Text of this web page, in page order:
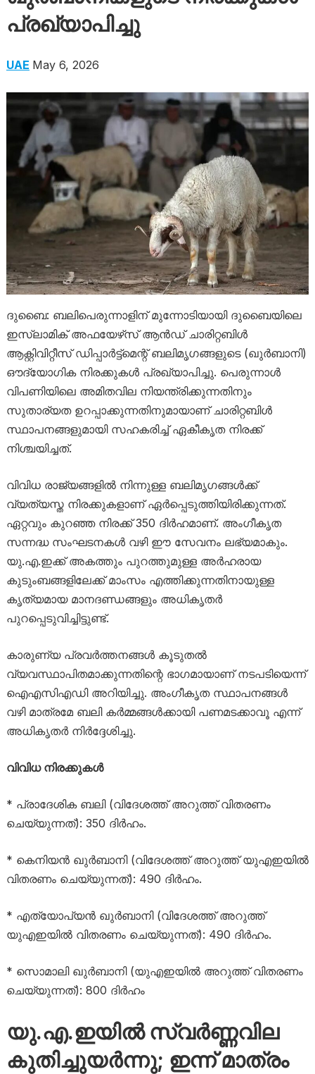
പ്രഖ്യാപിച്ചു
UAE May 6, 2026
ദുബൈ: ബലിപെരുന്നാളിന് മുന്നോടിയായി ദുബൈയിലെ
ഇസ്‌ലാമിക് അഫയേഴ്‌സ് ആൻഡ് ചാരിറ്റബിൾ
ആക്റ്റിവിറ്റീസ് ഡിപ്പാർട്ട്‌മെന്റ് ബലിമൃഗങ്ങളുടെ (ഖുർബാനി)
ഔദ്യോഗിക നിരക്കുകൾ പ്രഖ്യാപിച്ചു. പെരുന്നാൾ
വിപണിയിലെ അമിതവില നിയന്ത്രിക്കുന്നതിനും
സുതാര്യത ഉറപ്പാക്കുന്നതിനുമായാണ് ചാരിറ്റബിൾ
സ്ഥാപനങ്ങളുമായി സഹകരിച്ച് ഏകീകൃത നിരക്ക്
നിശ്ചയിച്ചത്.
വിവിധ രാജ്യങ്ങളിൽ നിന്നുള്ള ബലിമൃഗങ്ങൾക്ക്
വ്യത്യസ്ത നിരക്കുകളാണ് ഏർപ്പെടുത്തിയിരിക്കുന്നത്.
ഏറ്റവും കുറഞ്ഞ നിരക്ക് 350 ദിർഹമാണ്. അംഗീകൃത
സന്നദ്ധ സംഘടനകൾ വഴി ഈ സേവനം ലഭ്യമാകും.
യു.എ.ഇക്ക് അകത്തും പുറത്തുമുള്ള അർഹരായ
കുടുംബങ്ങളിലേക്ക് മാംസം എത്തിക്കുന്നതിനായുള്ള
കൃത്യമായ മാനദണ്ഡങ്ങളും അധികൃതർ
പുറപ്പെടുവിച്ചിട്ടുണ്ട്.
കാരുണ്യ പ്രവർത്തനങ്ങൾ കൂടുതൽ
വ്യവസ്ഥാപിതമാക്കുന്നതിന്റെ ഭാഗമായാണ് നടപടിയെന്ന്
ഐഎസിഎഡി അറിയിച്ചു. അംഗീകൃത സ്ഥാപനങ്ങൾ
വഴി മാത്രമേ ബലി കർമ്മങ്ങൾക്കായി പണമടക്കാവൂ എന്ന്
അധികൃതർ നിർദ്ദേശിച്ചു.
വിവിധ നിരക്കുകൾ
* പ്രാദേശിക ബലി (വിദേശത്ത് അറുത്ത് വിതരണം
ചെയ്യുന്നത്): 350 ദിർഹം.
* കെനിയൻ ഖുർബാനി (വിദേശത്ത് അറുത്ത് യുഎഇയിൽ
വിതരണം ചെയ്യുന്നത്): 490 ദിർഹം.
* എത്യോപ്യൻ ഖുർബാനി (വിദേശത്ത് അറുത്ത്
യുഎഇയിൽ വിതരണം ചെയ്യുന്നത്): 490 ദിർഹം.
* സൊമാലി ഖുർബാനി (യുഎഇയിൽ അറുത്ത് വിതരണം
ചെയ്യുന്നത്): 800 ദിർഹം
യു.എ.ഇയിൽ സ്വർണ്ണവില
കുതിച്ചുയർന്നു; ഇന്ന് മാത്രം